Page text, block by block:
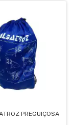
PREGUIÇOSA